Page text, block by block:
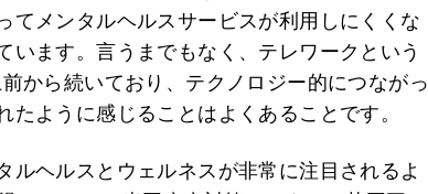
てメンタルヘルスサービスが利用しにくくな
います。言うまでもなく、テレワークという
から続いており、テクノロジー的につながっ
たように感じることはよくあることです。
ルヘルスとウェルネスが非常に注目されるよ